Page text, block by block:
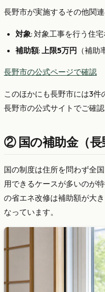
長野市が実施するその他関連
対象: 対象工事を行う住
補助額: 上限5万円 （補助
長野市の公式ページで確認
このほかにも長野市には3
長野市の公式サイトでご確認
② 国の補助金（長
国の制度は住所を問わず全
用できるケースが多いのが
の省エネ改修は補助額が大
なっています。